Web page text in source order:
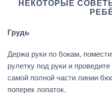
НЕКОТОРЫЕ
Грудь
Держа руки по бокам,
рулетку под руки и проведите
самой полной части линии
поперек лопаток.